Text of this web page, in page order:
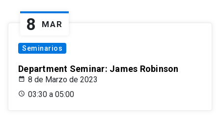
8 MAR
Seminarios
Department Seminar: James Robinson
8 de Marzo de 2023
03:30 a 05:00